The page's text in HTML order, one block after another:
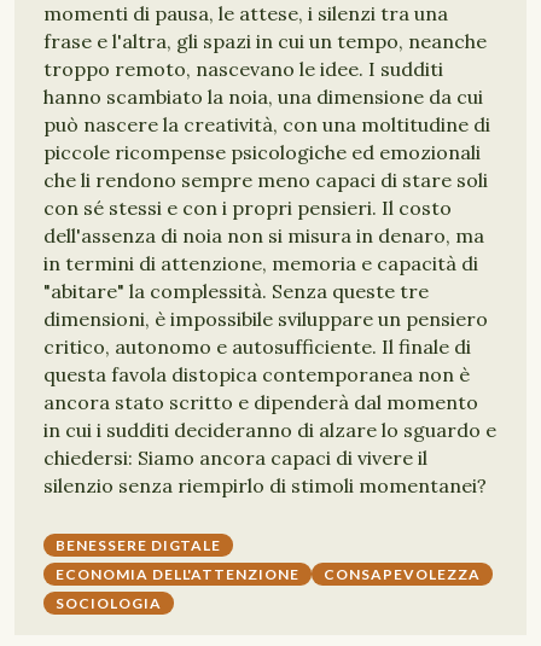
momenti di pausa, le attese, i silenzi tra una
frase e l'altra, gli spazi in cui un tempo, neanche
troppo remoto, nascevano le idee. I sudditi
hanno scambiato la noia, una dimensione da cui
può nascere la creatività, con una moltitudine di
piccole ricompense psicologiche ed emozionali
che li rendono sempre meno capaci di stare soli
con sé stessi e con i propri pensieri. Il costo
dell'assenza di noia non si misura in denaro, ma
in termini di attenzione, memoria e capacità di
"abitare" la complessità. Senza queste tre
dimensioni, è impossibile sviluppare un pensiero
critico, autonomo e autosufficiente. Il finale di
questa favola distopica contemporanea non è
ancora stato scritto e dipenderà dal momento
in cui i sudditi decideranno di alzare lo sguardo e
chiedersi: Siamo ancora capaci di vivere il
silenzio senza riempirlo di stimoli momentanei?
BENESSERE DIGTALE
ECONOMIA DELL'ATTENZIONE
CONSAPEVOLEZZA
SOCIOLOGIA